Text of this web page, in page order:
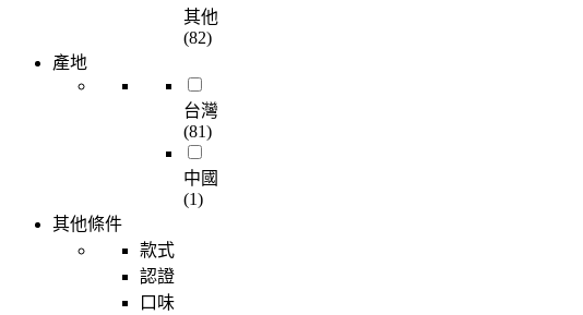
其他
(82)
產地
台灣
(81)
中國
(1)
其他條件
款式
認證
口味